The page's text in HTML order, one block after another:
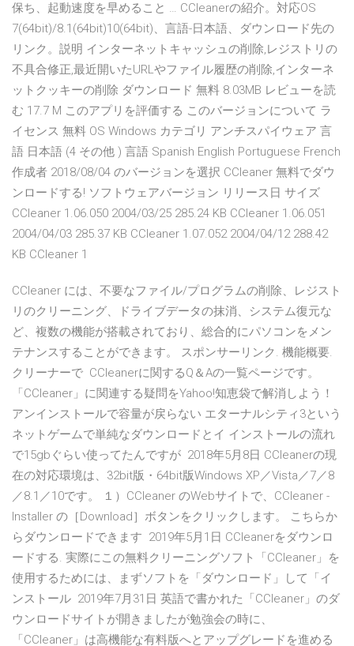
保ち、起動速度を早めること … CCleanerの紹介。対応OS
7(64bit)/8.1(64bit)10(64bit)、言語-日本語、ダウンロード先の
リンク。説明 インターネットキャッシュの削除,レジストリの
不具合修正,最近開いたURLやファイル履歴の削除,インターネ
ットクッキーの削除 ダウンロード 無料 8.03MB レビューを読
む 17.7 M このアプリを評価する このバージョンについて ラ
イセンス 無料 OS Windows カテゴリ アンチスパイウェア 言
語 日本語 (4 その他 ) 言語 Spanish English Portuguese French
作成者 2018/08/04 のバージョンを選択 CCleaner 無料でダウ
ンロードする! ソフトウェアバージョン リリース日 サイズ
CCleaner 1.06.050 2004/03/25 285.24 KB CCleaner 1.06.051
2004/04/03 285.37 KB CCleaner 1.07.052 2004/04/12 288.42
KB CCleaner 1
CCleaner には、不要なファイル/プログラムの削除、レジスト
リのクリーニング、ドライブデータの抹消、システム復元な
ど、複数の機能が搭載されており、総合的にパソコンをメン
テナンスすることができます。 スポンサーリンク. 機能概要.
クリーナーで CCleanerに関するQ＆Aの一覧ページです。
「CCleaner」に関連する疑問をYahoo!知恵袋で解消しよう！
アンインストールで容量が戻らない エターナルシティ3という
ネットゲームで単純なダウンロードとイ インストールの流れ
で15gbぐらい使ってたんですが 2018年5月8日 CCleanerの現
在の対応環境は、32bit版・64bit版Windows XP／Vista／7／8
／8.1／10です。 １）CCleaner のWebサイトで、CCleaner -
Installer の［Download］ボタンをクリックします。 こちらか
らダウンロードできます 2019年5月1日 CCleanerをダウンロ
ードする. 実際にこの無料クリーニングソフト「CCleaner」を
使用するためには、まずソフトを「ダウンロード」して「イ
ンストール 2019年7月31日 英語で書かれた「CCleaner」のダ
ウンロードサイトが開きましたが勉強会の時に、
「CCleaner」は高機能な有料版へとアップグレードを進める